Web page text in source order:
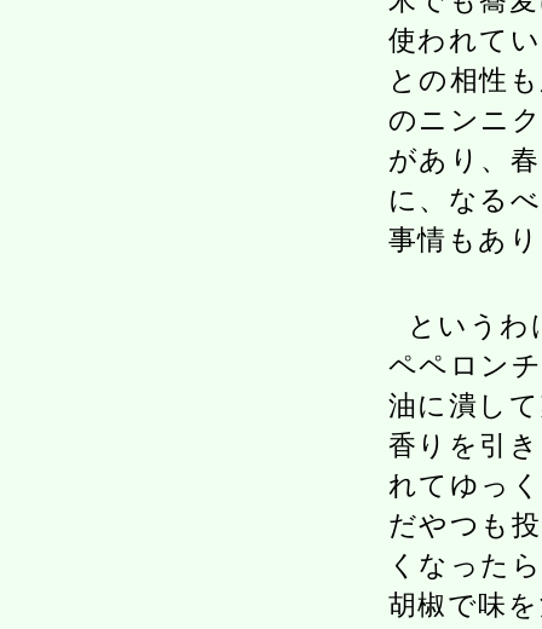
使われて
との相性
のニンニ
があり、
に、なる
事情もあ
というわ
ペペロン
油に潰し
香りを引
れてゆっ
だやつも
くなった
胡椒で味